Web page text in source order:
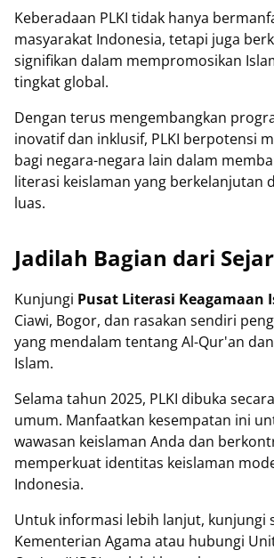
Keberadaan PLKI tidak hanya
masyarakat Indonesia, tetapi juga
signifikan dalam mempromosikan
tingkat global.
Dengan terus mengembangkan
inovatif dan inklusif, PLKI berpotensi
bagi negara-negara lain dalam
literasi keislaman yang berkelanjutan
luas.
Jadilah Bagian dari
Kunjungi Pusat Literasi Keagamaan
Ciawi, Bogor, dan rasakan sendiri
yang mendalam tentang Al-Qur'an
Islam.
Selama tahun 2025, PLKI dibuka
umum. Manfaatkan kesempatan ini
wawasan keislaman Anda dan
memperkuat identitas keislaman
Indonesia.
Untuk informasi lebih lanjut, kunjungi
Kementerian Agama atau hubungi